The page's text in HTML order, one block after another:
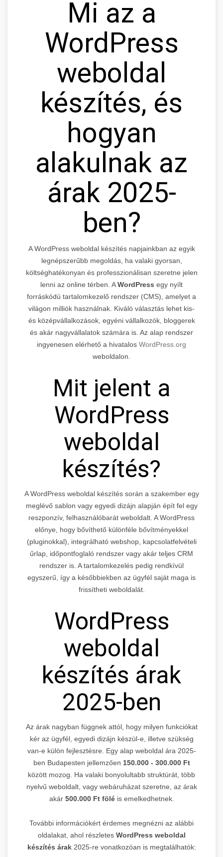
Mi az a
WordPress
weboldal
készítés, és
hogyan
alakulnak az
árak 2025-
ben?
A WordPress weboldal készítés napjainkban az egyik
legnépszerűbb megoldás, ha valaki gyorsan,
költséghatékonyan és professzionálisan szeretne jelen
lenni az online térben. AWordPress egy nyílt
forráskódú tartalomkezelő rendszer (CMS), amelyet a
világon milliók használnak. Kiváló választás lehet kis-
és középvállalkozások, egyéni vállalkozók, bloggerek
és akár nagyvállalatok számára is. Az alap rendszer
ingyenesen elérhető a hivatalos WordPress.org
weboldalon.
Mit jelent a
WordPress
weboldal
készítés?
A WordPress weboldal készítés során a szakember egy
meglévő sablon vagy egyedi dizájn alapján épít fel egy
reszponzív, felhasználóbarát weboldalt. A WordPress
előnye, hogy bővíthető különféle bővítményekkel
(pluginokkal), integrálható webshop, kapcsolatfelvételi
űrlap, időpontfoglaló rendszer vagy akár teljes CRM
rendszer is. A tartalomkezelés pedig rendkívül
egyszerű, így a későbbiekben az ügyfél saját maga is
frissítheti weboldalát.
WordPress
weboldal
készítés árak
2025-ben
Az árak nagyban függnek attól, hogy milyen funkciókat
kér az ügyfél, egyedi dizájn készül-e, illetve szükség
van-e külön fejlesztésre. Egy alap weboldal ára 2025-
ben Budapesten jellemzően 150.000 - 300.000 Ft
között mozog. Ha valaki bonyolultabb struktúrát, több
nyelvű weboldalt, vagy webáruházat szeretne, az árak
akár 500.000 Ft föléis emelkedhetnek.
További információkért érdemes megnézni az alábbi
oldalakat, ahol részletes WordPress weboldal
készítés árak2025-re vonatkozóan is megtalálhatók: